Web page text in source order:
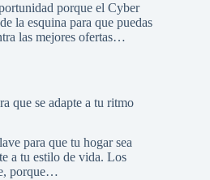
porque el Cyber
la esquina para que puedas
las mejores ofertas…
que se adapte a tu ritmo
para que tu hogar sea
a tu estilo de vida. Los
porque…